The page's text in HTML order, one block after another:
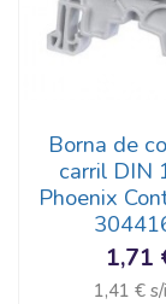
Borna de
carril DIN
Phoenix
1,71
1,41 €